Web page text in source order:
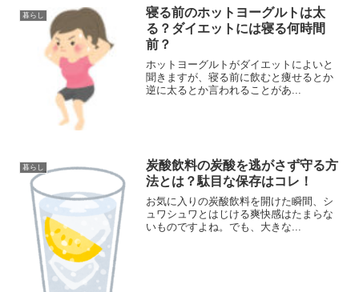
暮らし
寝る前のホットヨーグルトは太
る？ダイエットには寝る何時間
前？
ホットヨーグルトがダイエットによいと
聞きますが、寝る前に飲むと痩せるとか
逆に太るとか言われることがあ...
暮らし
炭酸飲料の炭酸を逃がさず守る方
法とは？駄目な保存はコレ！
お気に入りの炭酸飲料を開けた瞬間、シ
ュワシュワとはじける爽快感はたまらな
いものですよね。でも、大きな...